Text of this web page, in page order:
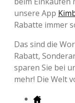
unsere App
Rabatte immer
Das sind die
Rabatt,
sparen Sie bei
mehr! Die Welt